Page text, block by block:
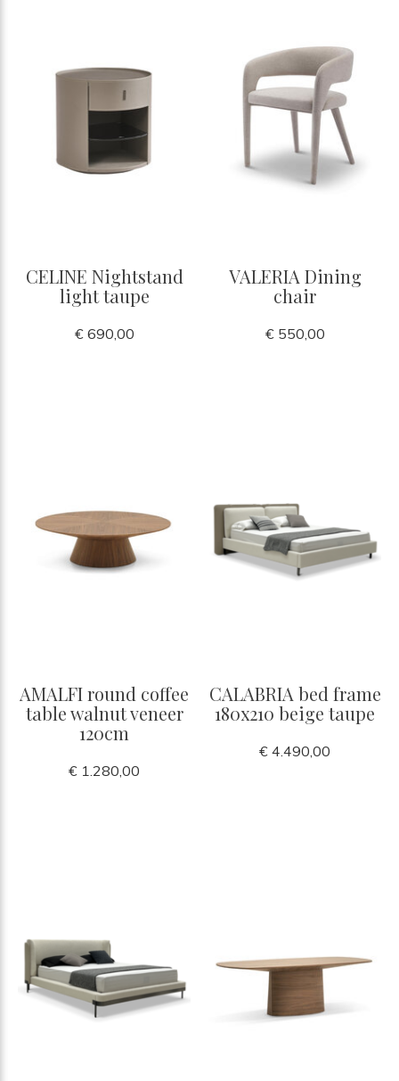
CELINE Nightstand
light taupe
€ 690,00
VALERIA Dining
chair
€ 550,00
AMALFI round coffee
table walnut veneer
120cm
€ 1.280,00
CALABRIA bed frame
180x210 beige taupe
€ 4.490,00